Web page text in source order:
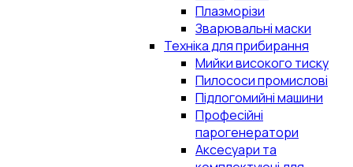
Плазморізи
Зварювальні маски
Техніка для прибирання
Мийки високого тиску
Пилососи промислові
Підлогомийні машини
Професійні
парогенератори
Аксесуари та